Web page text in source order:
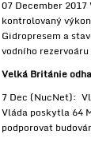
07 December
kontrolovaný
Gidropresem a
vodního
Velká Británie
7 Dec (NucNet):
Vláda poskytla 64
podporovat